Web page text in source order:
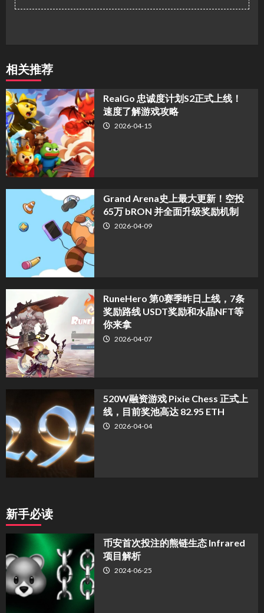
相关推荐
​RealGo 忠诚度计划S2正式上线！
速度了解游戏攻略
2026-04-15
Grand Arena史上最大更新！空投
65万 bRON 并全面升级奖励机制
2026-04-09
RuneHero 第0赛季昨日上线，7条
奖励路线 USDT奖励和水晶NFT等
你来拿
2026-04-07
520W融资游戏 Pixie Chess 正式上
线，目前奖池高达 82.95 ETH
2026-04-04
新手必读
币安首次投注的熊链生态 Infrared
项目解析
2024-06-25